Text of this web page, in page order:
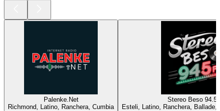
Palenke.Net
Richmond, Latino, Ranchera, Cumbia
Stereo Beso 94.5
Esteli, Latino, Ranchera, Ballade,